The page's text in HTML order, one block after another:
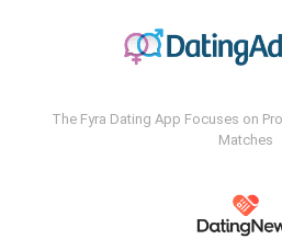
The Fyra Dating App Focuses on
Matches